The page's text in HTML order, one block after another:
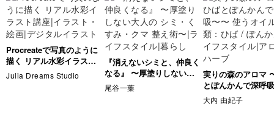
Procreateで写真のように
描く リアル水彩イラスト
講座
Julia Dreams Studio
『消えないシミと、仲良く
なる』 〜厚塗りしない大
人の シミ・くすみ・クマ
整え術〜
尾谷一葉
実りの森のアロマ
とぽんかんで深呼
使うオイルの種類
ぽんかん
大内 由紀子